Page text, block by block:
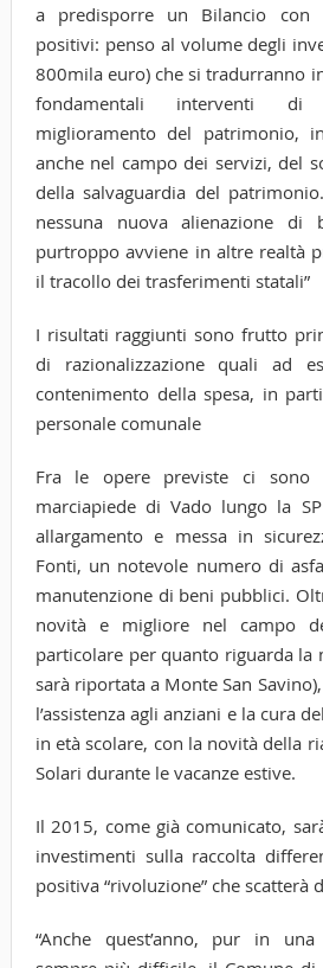
a predisporre un Bilancio con
positivi: penso al volume degli
800mila euro) che si tradurranno
fondamentali interventi di
miglioramento del patrimonio,
anche nel campo dei servizi, del
della salvaguardia del
nessuna nuova alienazione di
purtroppo avviene in altre realtà
il tracollo dei trasferimenti statali”
I risultati raggiunti sono frutto
di razionalizzazione quali ad
contenimento della spesa, in
personale comunale
Fra le opere previste ci sono
marciapiede di Vado lungo la
allargamento e messa in
Fonti, un notevole numero di
manutenzione di beni pubblici.
novità e migliore nel campo
particolare per quanto riguarda la
sarà riportata a Monte San
l’assistenza agli anziani e la cura
in età scolare, con la novità della
Solari durante le vacanze estive.
Il 2015, come già comunicato,
investimenti sulla raccolta
positiva “rivoluzione” che scatterà
“Anche quest’anno, pur in una